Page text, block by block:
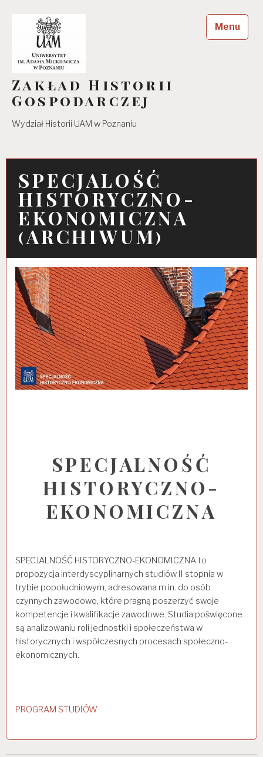
Zakład Historii
Gospodarczej
Wydział Historii UAM w Poznaniu
Menu
SPECJALOŚĆ
HISTORYCZNO-
EKONOMICZNA
(ARCHIWUM)
SPECJALNOŚĆ
HISTORYCZNO-
EKONOMICZNA
SPECJALNOŚĆ HISTORYCZNO-EKONOMICZNA to
propozycja interdyscyplinarnych studiów II stopnia w
trybie popołudniowym, adresowana m.in. do osób
czynnych zawodowo, które pragną poszerzyć swoje
kompetencje i kwalifikacje zawodowe. Studia poświęcone
są analizowaniu roli jednostki i społeczeństwa w
historycznych i współczesnych procesach społeczno-
ekonomicznych.
PROGRAM STUDIÓW